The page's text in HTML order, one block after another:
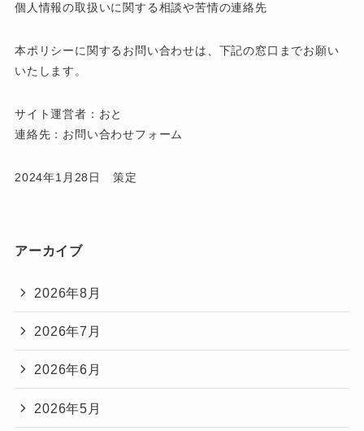
個人情報の取扱いに関する相談や苦情の連絡先
本ポリシーに関するお問い合わせは、下記の窓口までお願い
いたします。
サイト運営者：おと
連絡先：お問い合わせフォーム
2024年1月28日 策定
アーカイブ
2026年8月
2026年7月
2026年6月
2026年5月